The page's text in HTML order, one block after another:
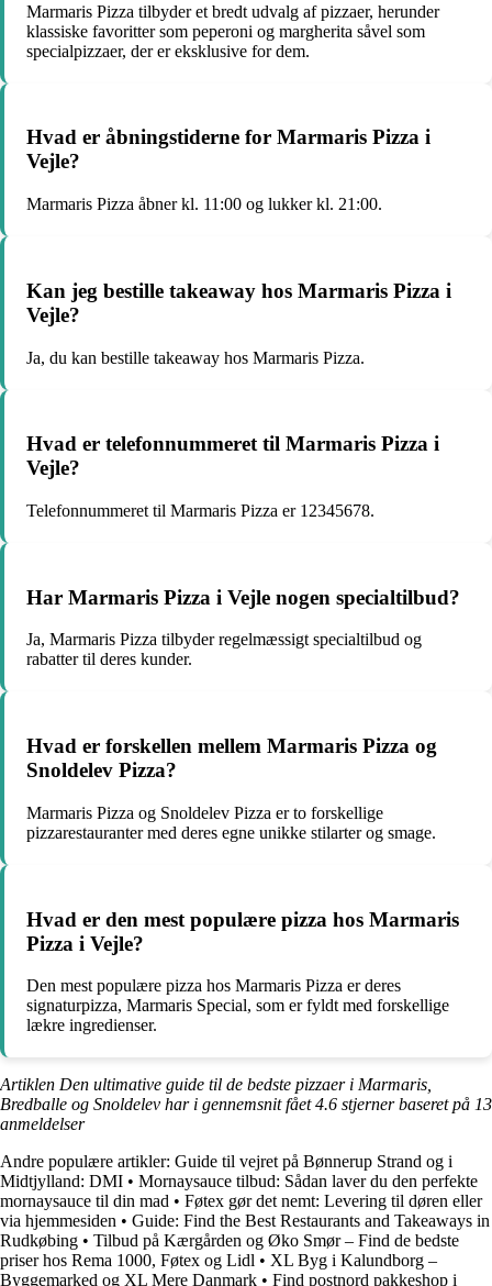
Marmaris Pizza tilbyder et bredt udvalg af pizzaer, herunder
klassiske favoritter som peperoni og margherita såvel som
specialpizzaer, der er eksklusive for dem.
Hvad er åbningstiderne for Marmaris Pizza i
Vejle?
Marmaris Pizza åbner kl. 11:00 og lukker kl. 21:00.
Kan jeg bestille takeaway hos Marmaris Pizza i
Vejle?
Ja, du kan bestille takeaway hos Marmaris Pizza.
Hvad er telefonnummeret til Marmaris Pizza i
Vejle?
Telefonnummeret til Marmaris Pizza er 12345678.
Har Marmaris Pizza i Vejle nogen specialtilbud?
Ja, Marmaris Pizza tilbyder regelmæssigt specialtilbud og
rabatter til deres kunder.
Hvad er forskellen mellem Marmaris Pizza og
Snoldelev Pizza?
Marmaris Pizza og Snoldelev Pizza er to forskellige
pizzarestauranter med deres egne unikke stilarter og smage.
Hvad er den mest populære pizza hos Marmaris
Pizza i Vejle?
Den mest populære pizza hos Marmaris Pizza er deres
signaturpizza, Marmaris Special, som er fyldt med forskellige
lækre ingredienser.
Artiklen Den ultimative guide til de bedste pizzaer i Marmaris,
Bredballe og Snoldelev har i gennemsnit fået4.6 stjerner baseret på 13
anmeldelser
Andre populære artikler: Guide til vejret på Bønnerup Strand og i
Midtjylland: DMI • Mornaysauce tilbud: Sådan laver du den perfekte
mornaysauce til din mad • Føtex gør det nemt: Levering til døren eller
via hjemmesiden • Guide: Find the Best Restaurants and Takeaways in
Rudkøbing • Tilbud på Kærgården og Øko Smør – Find de bedste
priser hos Rema 1000, Føtex og Lidl • XL Byg i Kalundborg –
Byggemarked og XL Mere Danmark • Find postnord pakkeshop i